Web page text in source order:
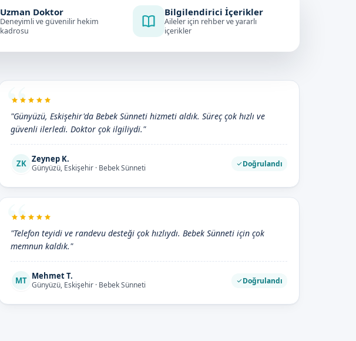
Uzman Doktor
Deneyimli ve güvenilir hekim
kadrosu
Bilgilendirici İçerikler
Aileler için rehber ve yararlı
içerikler
"Günyüzü, Eskişehir'da Bebek Sünneti hizmeti aldık. Süreç çok hızlı ve
güvenli ilerledi. Doktor çok ilgiliydi."
ZK Zeynep K.
Günyüzü, Eskişehir · Bebek Sünneti Doğrulandı
"Telefon teyidi ve randevu desteği çok hızlıydı. Bebek Sünneti için çok
memnun kaldık."
MT Mehmet T.
Günyüzü, Eskişehir · Bebek Sünneti Doğrulandı